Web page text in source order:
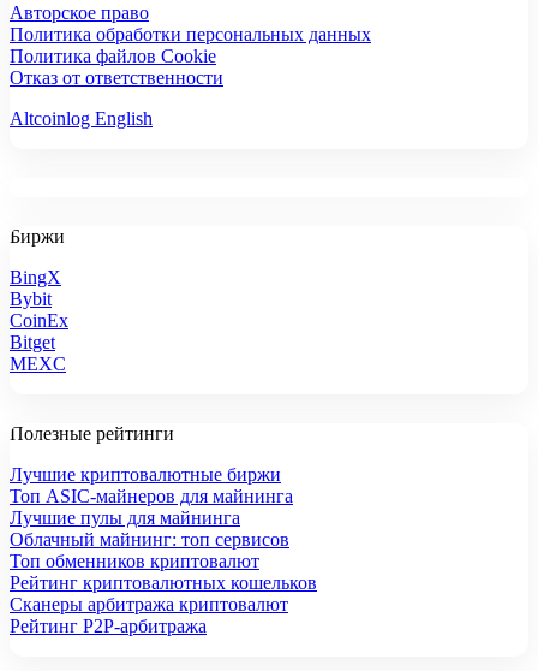
Авторское право
Политика обработки персональных данных
Политика файлов Cookie
Отказ от ответственности
Altcoinlog English
Биржи
BingX
Bybit
CoinEx
Bitget
MEXC
Полезные рейтинги
Лучшие криптовалютные биржи
Топ ASIC-майнеров для майнинга
Лучшие пулы для майнинга
Облачный майнинг: топ сервисов
Топ обменников криптовалют
Рейтинг криптовалютных кошельков
Сканеры арбитража криптовалют
Рейтинг P2P-арбитража